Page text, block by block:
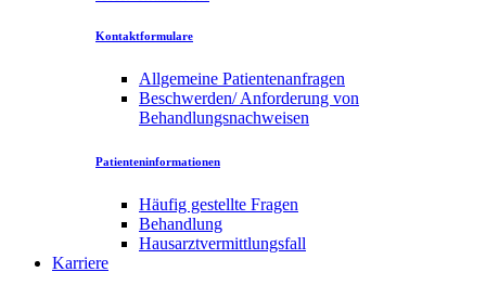
Kontaktformulare
Allgemeine Patientenanfragen
Beschwerden/ Anforderung von
Behandlungsnachweisen
Patienteninformationen
Häufig gestellte Fragen
Behandlung
Hausarztvermittlungsfall
Karriere